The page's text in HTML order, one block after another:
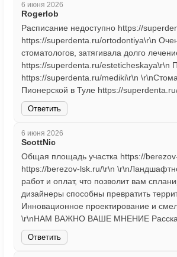
6 июня 2026
Rogerlob
Расписание недоступно https://
https://superdenta.ru/ortodontiya\r\n
стоматологов, затягивала долго
https://superdenta.ru/
https://superdenta.ru/mediki\r\n
Пионерской в Туле https://
Ответить
6 июня 2026
ScottNic
Общая площадь участка https://
https://berezov-lsk.ru/\r\n
работ и оплат, что позволит вам
дизайнеры способны превратить
Инновационное проектирование и
\r\nНАМ ВАЖНО ВАШЕ МНЕНИЕ
Ответить